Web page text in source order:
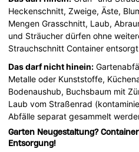
Heckenschnitt, Zweige, Äste,
Mengen Grasschnitt, Laub,
und Sträucher dürfen ohne
Strauchschnitt Container
Das darf nicht hinein:
Metalle oder Kunststoffe,
Bodenaushub, Buchsbaum mit
Laub vom Straßenrad
Abfälle separat gesammelt
Garten Neugestaltung?
Entsorgung!